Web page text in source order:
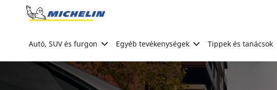
Go to page content
Autó, SUV és furgon Egyéb tevékenységek Tippek és tanácsok